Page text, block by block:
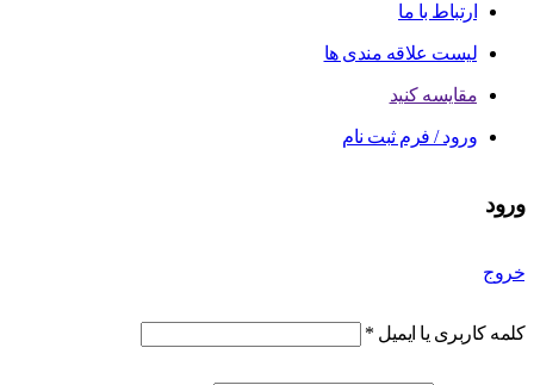
ارتباط با ما
لیست علاقه مندی ها
مقایسه کنید
ورود / فرم ثبت نام
ورود
خروج
کلمه کاربری یا ایمیل *